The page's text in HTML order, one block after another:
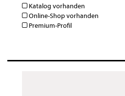
Katalog vorhanden
Online-Shop vorhanden
Premium-Profil